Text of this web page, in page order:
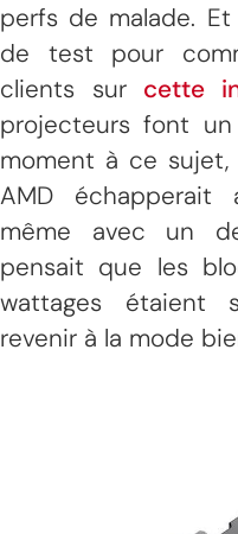
perfs de malade.
de test pour
clients sur cette
projecteurs font
moment à ce
AMD échapperait
même avec un
pensait que les
wattages étaient
revenir à la mode